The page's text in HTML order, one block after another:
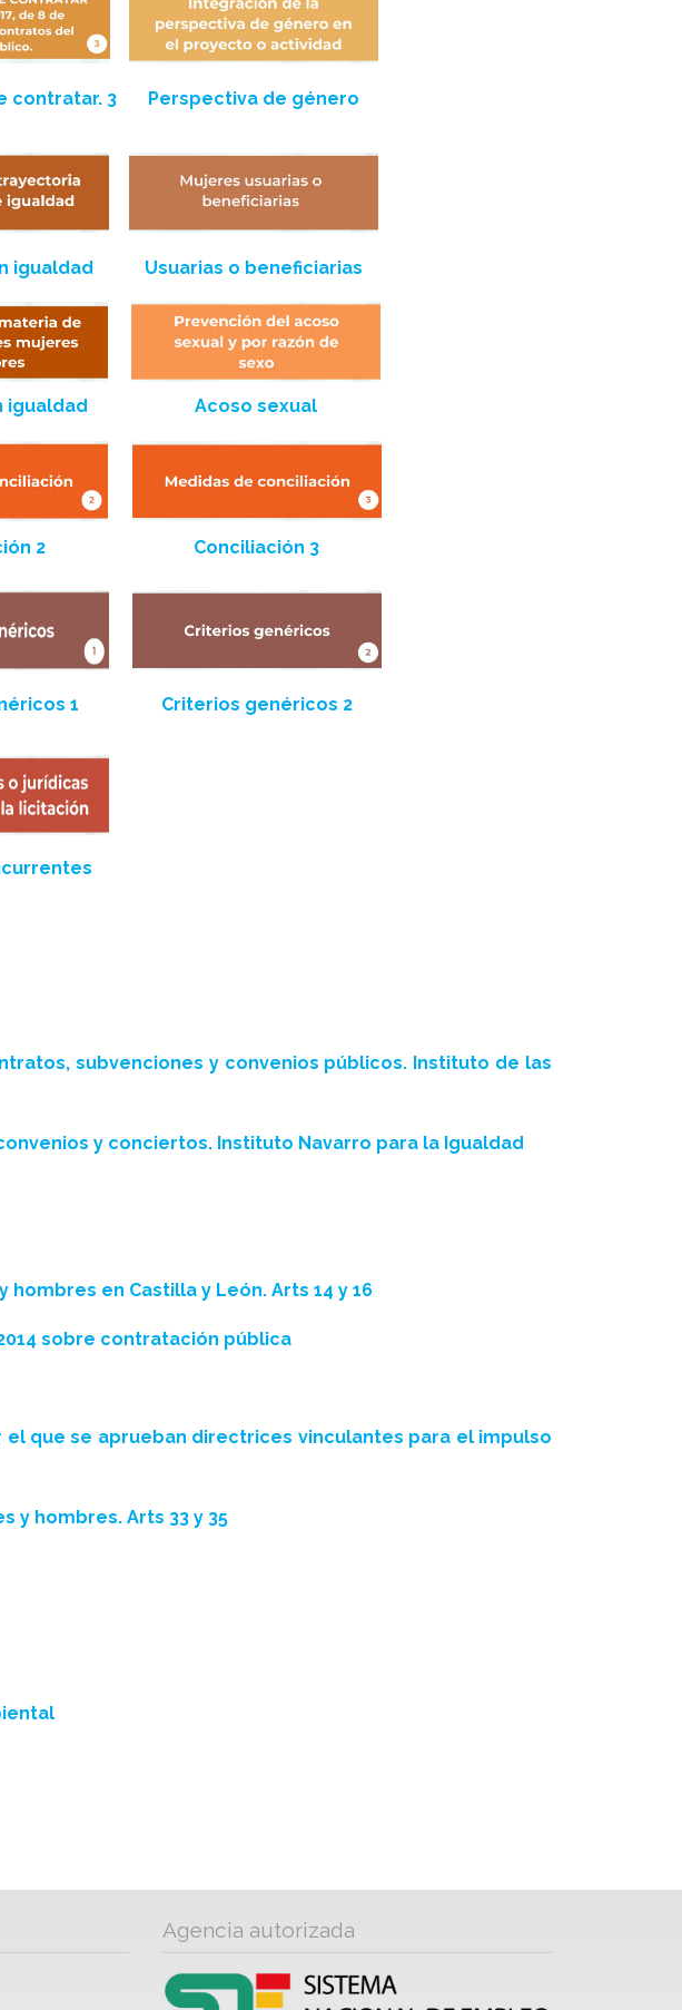
contratar. 3 Perspectiva de género
igualdad Usuarias o beneficiarias
igualdad Acoso sexual
2 Conciliación 3
1 Criterios genéricos 2
subvenciones y convenios públicos. Instituto de las
y conciertos. Instituto Navarro para la Igualdad
en Castilla y León. Arts 14 y 16
sobre contratación pública
que se aprueban directrices vinculantes para el impulso
y hombres. Arts 33 y 35
Agencia autorizada